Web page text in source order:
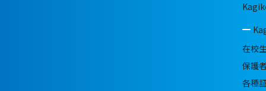
在校
保護
各種